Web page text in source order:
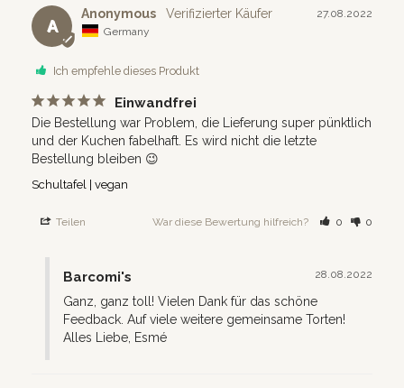
A
27.08.2022
Anonymous
Germany
Ich empfehle dieses Produkt
Einwandfrei
Die Bestellung war Problem, die Lieferung super pünktlich
und der Kuchen fabelhaft. Es wird nicht die letzte
Bestellung bleiben 😉
Schultafel | vegan
Teilen War diese Bewertung hilfreich? 0 0
28.08.2022
Barcomi's
Ganz, ganz toll! Vielen Dank für das schöne
Feedback. Auf viele weitere gemeinsame Torten!
Alles Liebe, Esmé